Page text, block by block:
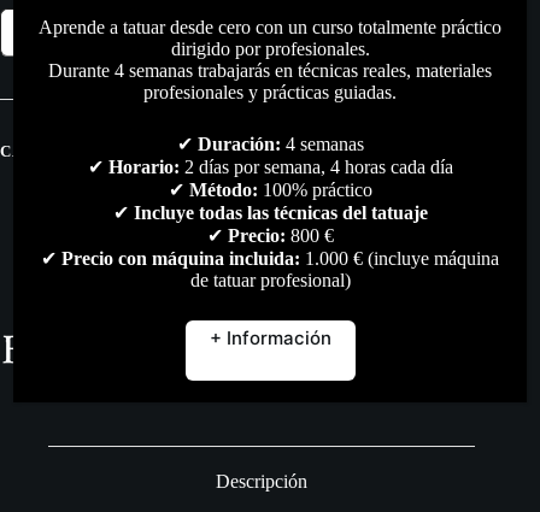
Switch
–
Mate
Añadir al carrito
CATEGORÍAS: FUENTES ,TODO
Descripción
Aprende a tatuar desde cero con un curso totalmente práctico
dirigido por profesionales.
Durante 4 semanas trabajarás en técnicas reales, materiales
profesionales y prácticas guiadas.
✔ Duración: 4 semanas
✔ Horario: 2 días por semana, 4 horas cada día
✔ Método: 100% práctico
✔ Incluye todas las técnicas del tatuaje
✔ Precio: 800 €
✔ Precio con máquina incluida: 1.000 € (incluye máquina
de tatuar profesional)
+ Información